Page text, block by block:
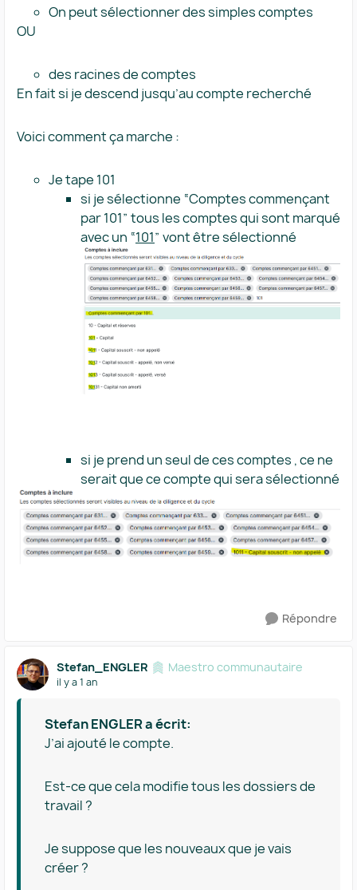
On peut sélectionner des simples comptes
OU
des racines de comptes
En fait si je descend jusqu’au compte recherché
Voici comment ça marche :
Je tape 101
si je sélectionne “Comptes commençant
par 101” tous les comptes qui sont marqué
avec un “101” vont être sélectionné
si je prend un seul de ces comptes , ce ne
serait que ce compte qui sera sélectionné
Répondre
Stefan_ENGLER Maestro communautaire
il y a 1 an
Stefan ENGLER a écrit:
J’ai ajouté le compte.
Est-ce que cela modifie tous les dossiers de
travail ?
Je suppose que les nouveaux que je vais
créer ?